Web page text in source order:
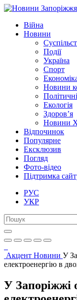
Війна
Новини
Події
Україна
Спорт
Новини
Екологія
Здоров’я
Новини
Відпочинок
Популярне
Ексклюзив
Погляд
Фото-відео
Підтримка
РУС
УКР
Акцент Новини У
електроенергію в
У Запоріжжі